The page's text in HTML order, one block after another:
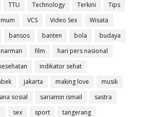
TTU Technology Terkini
Tips
VCS Video Sex
Wisata
bansos banten bola
budaya
film
hari pers nasional
indikator sehat
jakarta making love
musik
sosial sariamin ismail
sastra
sex sport
tangerang